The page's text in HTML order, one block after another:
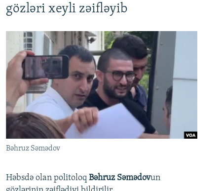
gözləri xeyli zəifləyib
Bəhruz Səmədov
Həbsdə olan politoloq Bəhruz Səmədovun